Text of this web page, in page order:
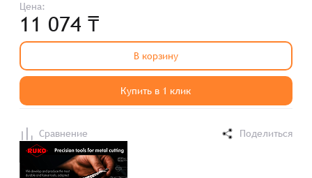
Цена:
11 074 ₸
В корзину
Купить в 1 клик
Сравнение Поделиться